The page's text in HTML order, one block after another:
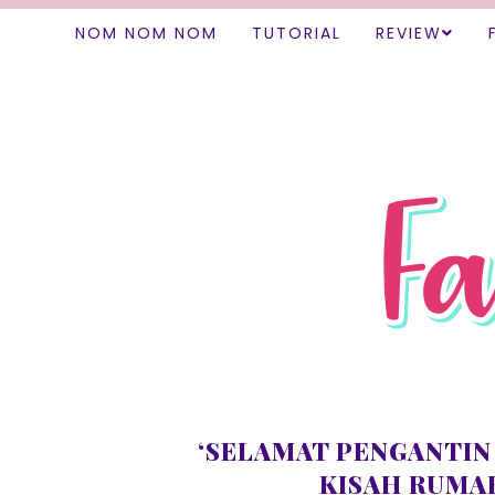
NOM NOM NOM TUTORIAL REVIEW
‘SELAMAT
KISAH